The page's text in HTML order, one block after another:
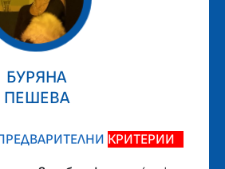
БУРЯНА
ПЕШЕВА
КРИТЕРИИ